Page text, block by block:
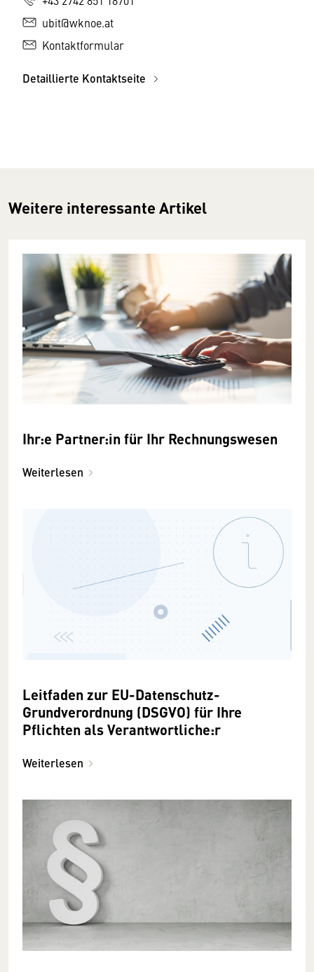
ubit@wknoe.at
Kontaktformular
Detaillierte Kontaktseite
Weitere interessante Artikel
Ihr:e Partner:in für Ihr Rechnungswesen
Weiterlesen
Leitfaden zur EU-Datenschutz-
Grundverordnung (DSGVO) für Ihre
Pflichten als Verantwortliche:r
Weiterlesen